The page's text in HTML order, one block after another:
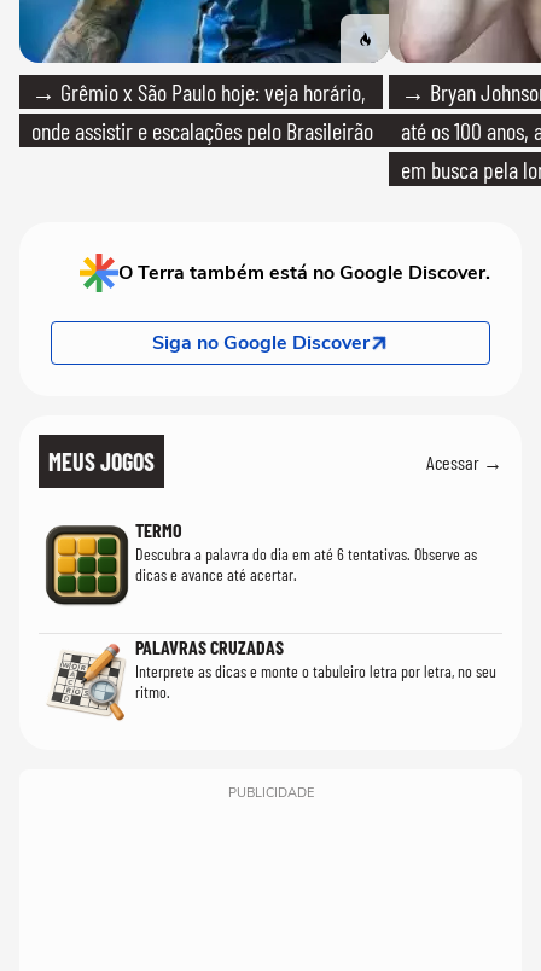
→ Grêmio x São Paulo hoje: veja horário,
onde assistir e escalações pelo Brasileirão
→ Bryan
até os 100
em busca pela
O Terra também está no Google Discover.
Siga no Google Discover
MEUS JOGOS Acessar →
TERMO
Descubra a palavra do dia em até 6 tentativas. Observe as
dicas e avance até acertar.
PALAVRAS CRUZADAS
Interprete as dicas e monte o tabuleiro letra por letra, no seu
ritmo.
PUBLICIDADE